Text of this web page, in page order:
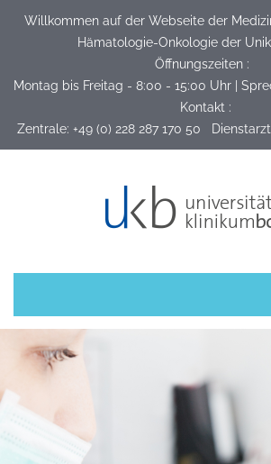
Willkommen auf der Webseite der
Hämatologie-Onkologie der
Öffnungszeiten :
Montag bis Freitag - 8:00 - 15:00 Uhr |
Kontakt :
Zentrale: +49 (0) 228 287 170 50